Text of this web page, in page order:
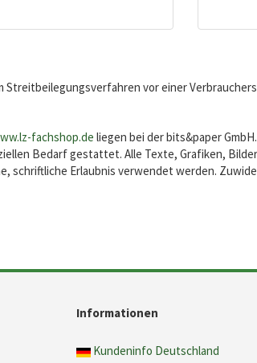
Streitbeilegungsverfahren vor einer
fachshop.de liegen bei der bits&paper
Bedarf gestattet. Alle Texte, Grafiken,
schriftliche Erlaubnis verwendet werden.
Informationen
Kundeninfo Deutschland